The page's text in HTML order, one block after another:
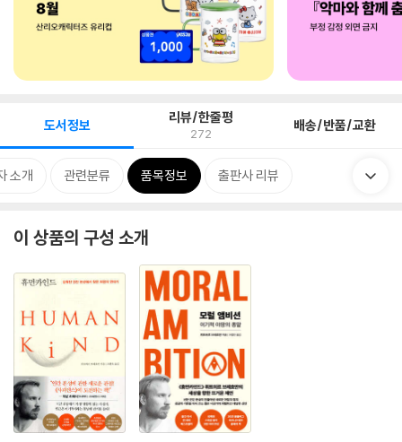
도서정보 리뷰/한줄평
272 배송/반품/교환
소개 관련분류 품목정보 출판사 리뷰
이 상품의 구성 소개